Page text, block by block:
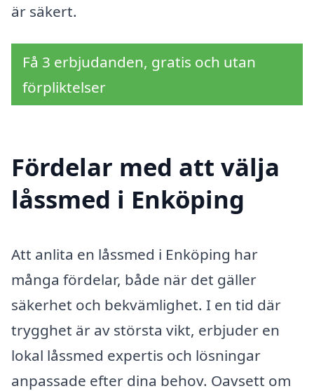
är säkert.
Få 3 erbjudanden, gratis och utan
förpliktelser
Fördelar med att välja
låssmed i Enköping
Att anlita en låssmed i Enköping har
många fördelar, både när det gäller
säkerhet och bekvämlighet. I en tid där
trygghet är av största vikt, erbjuder en
lokal låssmed expertis och lösningar
anpassade efter dina behov. Oavsett om